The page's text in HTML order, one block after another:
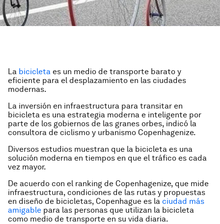
La bicicleta es un medio de transporte barato y
eficiente para el desplazamiento en las ciudades
modernas.
La inversión en infraestructura para transitar en
bicicleta es una estrategia moderna e inteligente por
parte de los gobiernos de las granes orbes, indicó la
consultora de ciclismo y urbanismo Copenhagenize.
Diversos estudios muestran que la bicicleta es una
solución moderna en tiempos en que el tráfico es cada
vez mayor.
De acuerdo con el ranking de Copenhagenize, que mide
infraestructura, condiciones de las rutas y propuestas
en diseño de bicicletas, Copenhague es la ciudad más
amigable para las personas que utilizan la bicicleta
como medio de transporte en su vida diaria.